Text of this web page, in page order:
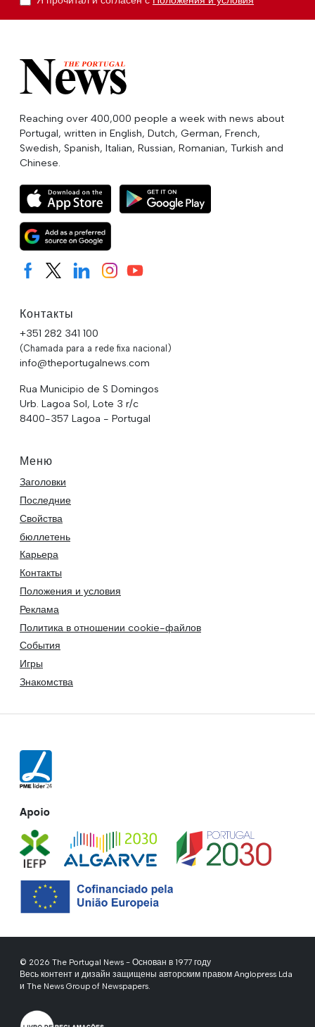
Reaching over 400,000 people a week with news about
Portugal, written in English, Dutch, German, French,
Swedish, Spanish, Italian, Russian, Romanian, Turkish and
Chinese.
Контакты
+351 282 341 100
(Chamada para a rede fixa nacional)
info@theportugalnews.com
Rua Municipio de S Domingos
Urb. Lagoa Sol, Lote 3 r/c
8400-357 Lagoa - Portugal
Меню
Заголовки
Последние
Свойства
бюллетень
Карьера
Контакты
Положения и условия
Реклама
Политика в отношении cookie-файлов
События
Игры
Знакомства
Apoio
© 2026 The Portugal News - Основан в 1977 году
Весь контент и дизайн защищены авторским правом Anglopress Lda
и The News Group of Newspapers.